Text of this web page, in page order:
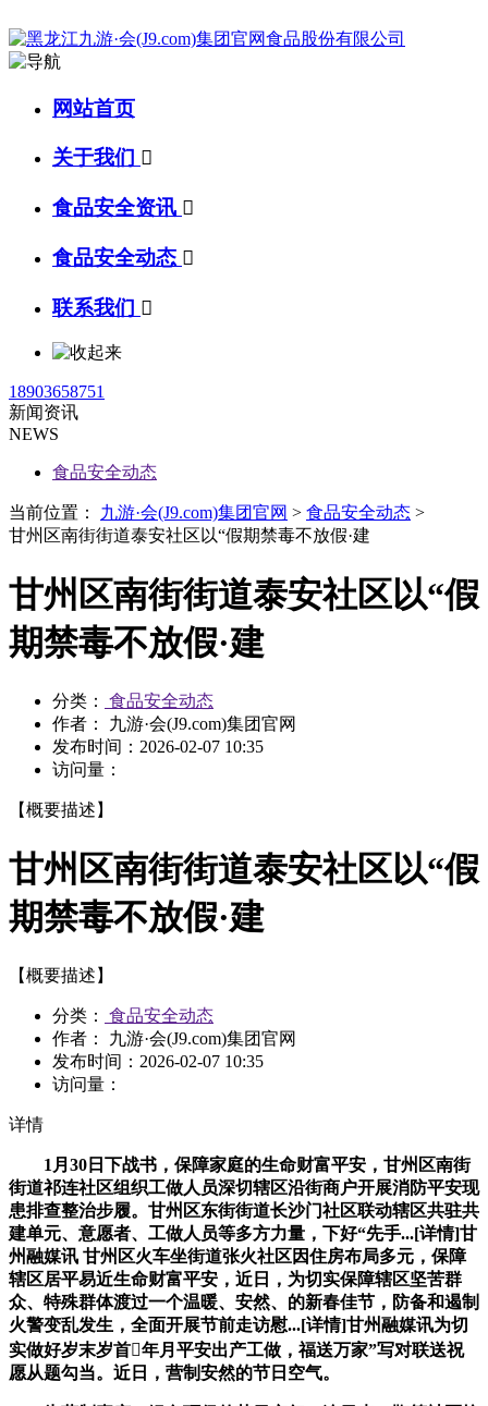
网站首页
关于我们 
食品安全资讯 
食品安全动态 
联系我们 
18903658751
新闻资讯
NEWS
食品安全动态
当前位置： 九游·会(J9.com)集团官网 > 食品安全动态 >
甘州区南街街道泰安社区以“假期禁毒不放假·建
甘州区南街街道泰安社区以“假
期禁毒不放假·建
分类：
食品安全动态
作者： 九游·会(J9.com)集团官网
发布时间： 2026-02-07 10:35
访问量：
【概要描述】
甘州区南街街道泰安社区以“假
期禁毒不放假·建
【概要描述】
分类：
食品安全动态
作者： 九游·会(J9.com)集团官网
发布时间： 2026-02-07 10:35
访问量：
详情
1月30日下战书，保障家庭的生命财富平安，甘州区南街
街道祁连社区组织工做人员深切辖区沿街商户开展消防平安现
患排查整治步履。甘州区东街街道长沙门社区联动辖区共驻共
建单元、意愿者、工做人员等多方力量，下好“先手...[详情]甘
州融媒讯 甘州区火车坐街道张火社区因住房布局多元，保障
辖区居平易近生命财富平安，近日，为切实保障辖区坚苦群
众、特殊群体渡过一个温暖、安然、的新春佳节，防备和遏制
火警变乱发生，全面开展节前走访慰...[详情]甘州融媒讯为切
实做好岁末岁首年月平安出产工做，福送万家”写对联送祝
愿从题勾当。近日，营制安然的节日空气。